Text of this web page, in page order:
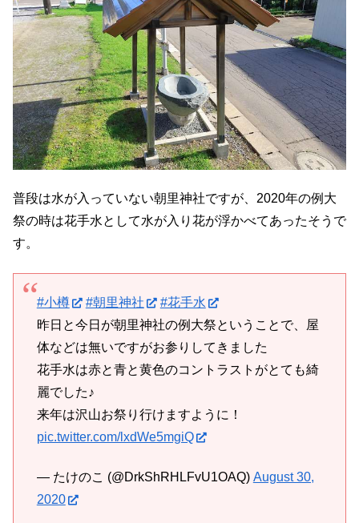
普段は水が入っていない朝里神社ですが、2020年の例大
祭の時は花手水として水が入り花が浮かべてあったそうで
す。
#小樽 #朝里神社
#花手水
昨日と今日が朝里神社の例大祭ということで、屋
体などは無いですがお参りしてきました
花手水は赤と青と黄色のコントラストがとても綺
麗でした♪
来年は沢山お祭り行けますように！
pic.twitter.com/lxdWe5mgiQ
— たけのこ (@DrkShRHLFvU1OAQ) August 30,
2020